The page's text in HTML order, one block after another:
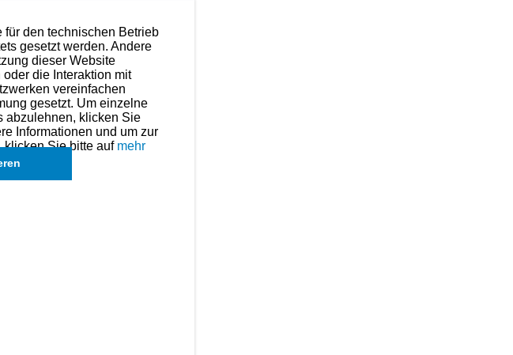
für den technischen Betrieb
gesetzt werden. Andere
dieser Website
die Interaktion mit
vereinfachen
gesetzt. Um einzelne
abzulehnen, klicken Sie
Informationen und um zur
klicken Sie bitte auf mehr